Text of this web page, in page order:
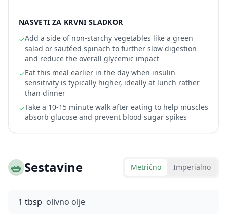
NASVETI ZA KRVNI SLADKOR
✓Add a side of non-starchy vegetables like a green
salad or sautéed spinach to further slow digestion
and reduce the overall glycemic impact
✓Eat this meal earlier in the day when insulin
sensitivity is typically higher, ideally at lunch rather
than dinner
✓Take a 10-15 minute walk after eating to help muscles
absorb glucose and prevent blood sugar spikes
🥗Sestavine Metrično Imperialno
1 tbsp olivno olje